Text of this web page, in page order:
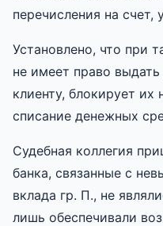
перечисления на счет,
Установлено, что при
не имеет право
клиенту, блокирует их
списание денежных
Судебная коллегия
банка, связанные с
вклада гр. П., не
лишь обеспечивали